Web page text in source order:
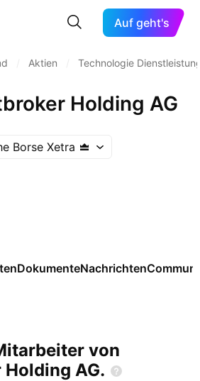
Auf geht's
Aktien Technologie
Holding AG
Borse Xetra
DokumenteNachrichten
von
Holding AG.